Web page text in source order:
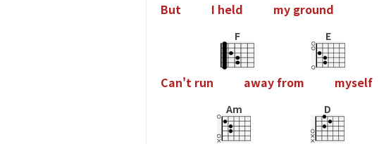
But I held my ground
Can't run
F
awayfrom
E
myself
Am D